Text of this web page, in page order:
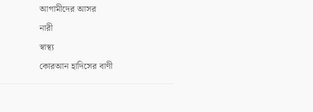
আগামীদের আসর
নারী
স্বাস্থ্য
কোরআন হাদিসের বাণী